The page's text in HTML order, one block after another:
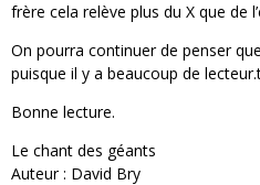
frère cela relève plus du X que de
On pourra continuer de penser
puisque il y a beaucoup de
Bonne lecture.
Le chant des géants
Auteur : David Bry